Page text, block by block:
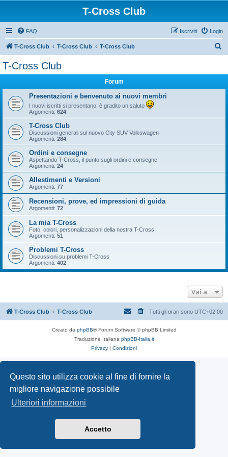
Questo sito utilizza cookie al fine di fornire la
migliore navigazione possibile
Ulteriori informazioni
Accetto
T-Cross Club
FAQ Login
Iscriviti
T-Cross Club T-Cross Club T-Cross Club
T-Cross Club
Forum
Presentazioni e benvenuto ai nuovi membri
I nuovi iscritti si presentano, è gradito un saluto
Argomenti: 624
T-Cross Club
Discussioni generali sul nuovo City SUV Volkswagen
Argomenti: 284
Ordini e consegne
Aspettando T-Cross, il punto sugli ordini e consegne
Argomenti: 24
Allestimenti e Versioni
Argomenti: 77
Recensioni, prove, ed impressioni di guida
Argomenti: 72
La mia T-Cross
Foto, colori, personalizzazioni della nostra T-Cross
Argomenti: 51
Problemi T-Cross
Discussioni su problemi T-Cross
Argomenti: 402
Vai a
T-Cross Club T-Cross Club Tutti gli orari sono UTC+02:00
Creato da phpBB® Forum Software © phpBB Limited
Traduzione Italiana phpBB-Italia.it
Privacy | Condizioni